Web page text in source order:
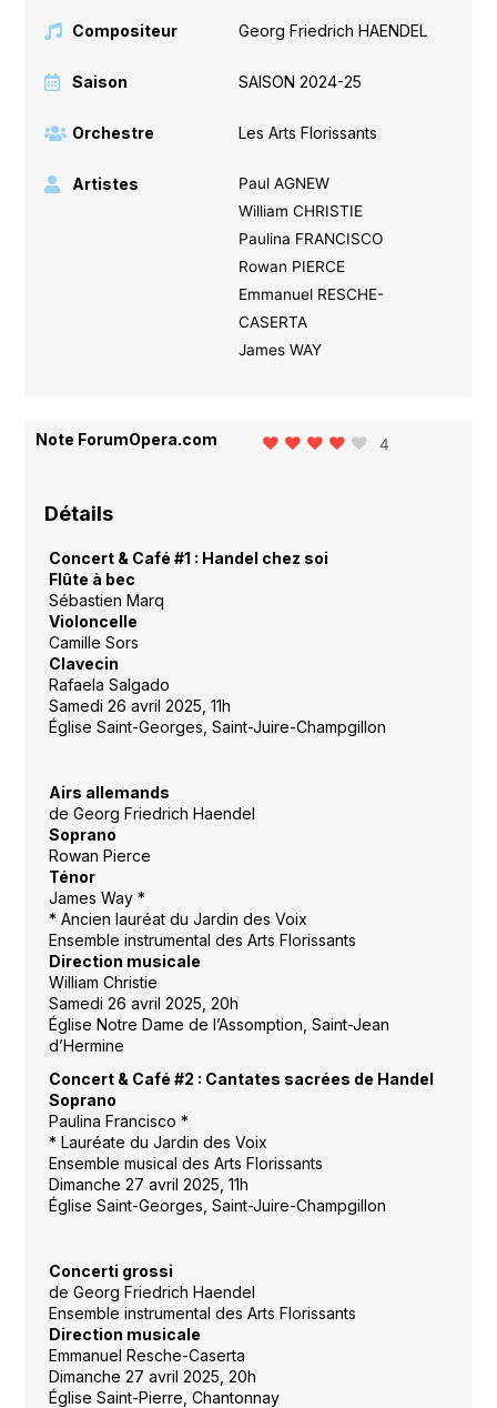
Compositeur Georg Friedrich HAENDEL
Saison SAISON 2024-25
Orchestre Les Arts Florissants
Artistes
Paul AGNEW
William CHRISTIE
Paulina FRANCISCO
Rowan PIERCE
Emmanuel RESCHE-
CASERTA
James WAY
Note ForumOpera.com 4
Détails
Concert & Café #1 : Handel chez soi
Flûte à bec
Sébastien Marq
Violoncelle
Camille Sors
Clavecin
Rafaela Salgado
Samedi 26 avril 2025, 11h
Église Saint-Georges, Saint-Juire-Champgillon
Airs allemands
de Georg Friedrich Haendel
Soprano
Rowan Pierce
Ténor
James Way *
* Ancien lauréat du Jardin des Voix
Ensemble instrumental des Arts Florissants
Direction musicale
William Christie
Samedi 26 avril 2025, 20h
Église Notre Dame de l’Assomption, Saint-Jean
d’Hermine
Concert & Café #2 : Cantates sacrées de Handel
Soprano
Paulina Francisco *
* Lauréate du Jardin des Voix
Ensemble musical des Arts Florissants
Dimanche 27 avril 2025, 11h
Église Saint-Georges, Saint-Juire-Champgillon
Concerti grossi
de Georg Friedrich Haendel
Ensemble instrumental des Arts Florissants
Direction musicale
Emmanuel Resche-Caserta
Dimanche 27 avril 2025, 20h
Église Saint-Pierre, Chantonnay